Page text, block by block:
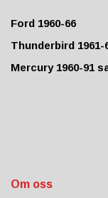
Ford 1960-66
Thunderbird 1961-
Mercury 1960-91
Om oss